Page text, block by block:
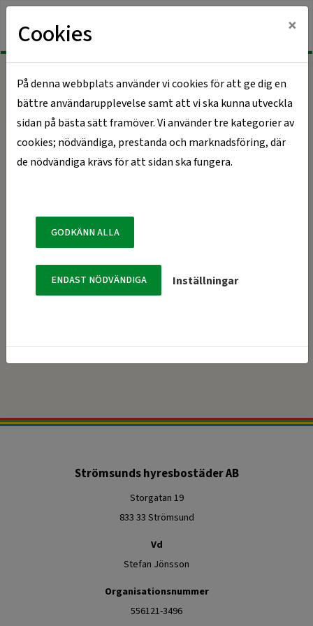
Sidan kunde inte hittas
Sidan kunde inte hittas
tillgänglig. Sidan du sökte kan ha blivit borttagen, flyttad
eller tillfälligt vara nere.
För att hitta tillbaka kan du:
Strömsunds hyresbostäder AB
Storgatan 19
833 33 Strömsund
Vd
Stefan Jönsson
Organisationsnummer
556121-3496
Cookies ×
På denna webbplats använder vi cookies för att ge dig en
bättre användarupplevelse samt att vi ska kunna utveckla
sidan på bästa sätt framöver. Vi använder tre kategorier av
cookies; nödvändiga, prestanda och marknadsföring, där
de nödvändiga krävs för att sidan ska fungera.
GODKÄNN ALLA
ENDAST NÖDVÄNDIGA Inställningar